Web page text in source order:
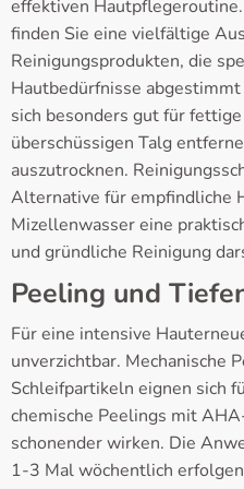
effektiven
finden Sie eine vielfältige
Reinigungsprodukten, die
Hautbedürfnisse
sich besonders gut für
überschüssigen Talg
auszutrocknen.
Alternative für empfindliche
Mizellenwasser eine
und gründliche Reinigung
Peeling und
Für eine intensive
unverzichtbar. Mechanische
Schleifpartikeln eignen sich
chemische Peelings mit
schonender wirken. Die
1-3 Mal wöchentlich